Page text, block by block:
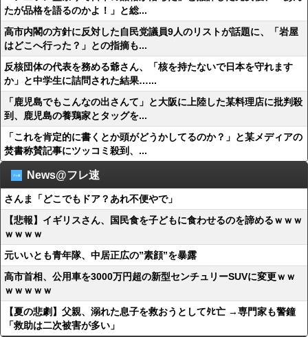
たが品格を語るのかよ！」と総...
高市内閣の方針に反対した自民党議員9人のリストが話題に、「岩屋
はどこへ行った？」との指摘も...
反核団体の代表を務める爺さん、「核を持たないで日本を守れます
か」と中学生に詰問された結果…...
「鹿児島でもこんなの出さんて」と大阪に上陸した某料理店に批判殺
到、鹿児島の養鶏家とタッグを...
「これを肯定的に書くとか頭がどうかしてるのか？」と某メディアの
焚書称賛記事にツッコミ殺到、...
News@フレ速
さんま「どこでもドア？あれ不便やで」
【悲報】イギリスさん、国民食を子どもに食わせるのを諦めるｗｗｗ
ｗｗｗｗ
元いいとも青年隊、中居正広の”素顔”を暴露
高市首相、公用車を3000万円超の新型センチュリーSUVに変更ｗｗ
ｗｗｗｗｗ
【夏の悲劇】父親、溺れた息子を救おうとしてﾀﾋ亡 →専門家も警鐘
「救助は二次被害が多い」